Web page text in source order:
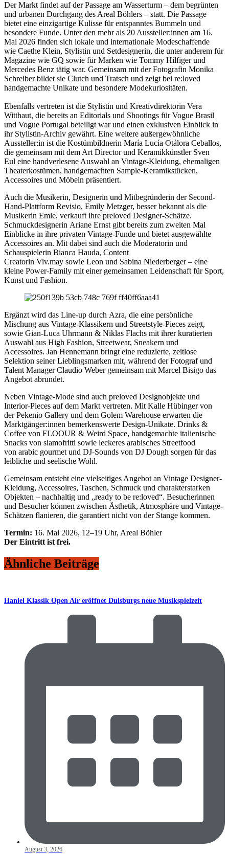
Der Markt findet auf der Passage am Wasserturm – dem begrünten
und urbanen Durchgang des Areal Böhlers – statt. Die Passage
bietet eine einzigartige Kulisse für entspanntes Bummeln und
besondere Funde. Unter den mehr als 20 Aussteller:innen am 16.
Mai 2026 finden sich lokale und internationale Modeschaffende
wie Caethe Klein, Stylistin und Setdesignerin, die unter anderem für
Magazine wie GQ sowie für Marken wie Tommy Hilfiger und
Mercedes Benz tätig war. Gemeinsam mit der Fotografin Monika
Schreiber bildet sie Clutch und Tratsch und zeigt bei re:loved
handgemachte Unikate und besondere Modekuriositäten.
Ebenfalls vertreten ist die Stylistin und Kreativdirektorin Vera
Witthaut, die bereits an Editorials und Shootings für Vogue Brasil
und Vogue Portugal beteiligt war und einen exklusiven Einblick in
ihr Stylistin-Archiv gewährt. Eine weitere außergewöhnliche
Aussteller:in ist die Kostümbildnerin María Lucía Otálora Ceballos,
die gemeinsam mit dem Art Director und Keramikkünstler Sven
Eul eine handverlesene Auswahl an Vintage-Kleidung, ehemaligen
Theaterkostümen, handgemachten Sample-Keramikstücken,
Accessoires und Möbeln präsentiert.
Auch die Musikerin, Designerin und Mitbegründerin der Second-
Hand-Plattform Revisio, Emily Metzger, besser bekannt als die
Musikerin Emle, verkauft ihre preloved Designer-Schätze.
Schmuckdesignerin Ariane Ernst gibt bereits zum zweiten Mal
Einblicke in ihre privaten Vintage-Funde und bietet ausgewählte
Accessoires an. Mit dabei sind auch die Moderatorin und
Schauspielerin Bianca Hauda, Content
Creatorin Viv.may sowie Leon und Sabina Niederberger – eine
kleine Power-Family mit einer gemeinsamen Leidenschaft für Sport,
Kunst und Fashion.
Ergänzt wird das Line-up durch Azra, die eine persönliche
Mischung aus Vintage-Klassikern und Streetstyle-Pieces zeigt,
sowie Gian-Luca Uhrmann & Niklas Flachs mit ihrer kuratierten
Auswahl aus High Fashion, Streetwear, Sneakern und
Accessoires. Jan Hennemann bringt eine reduzierte, zeitlose
Selektion seiner Lieblingsmarken mit, während der Fotograf und
Talent Manager Claudio Weber gemeinsam mit Marcel Bisigo das
Angebot abrundet.
Neben Vintage-Mode sind auch preloved Designobjekte und
Interior-Pieces auf dem Markt vertreten. Mit Kalle Hübinger von
der Pekenio Gallery und dem Golem Warehouse erwarten die
Marktgänger:innen bemerkenswerte Design-Unikate. Drinks &
Coffee von FLOOUR & Weird Space, handgemachte italienische
Snacks von siamofritti sowie leckeres arabisches Streetfood
von arabic gourmet und DJ-Sounds von DJ Dough sorgen für das
leibliche und seelische Wohl.
Gemeinsam entsteht eine vielseitiges Angebot an Vintage Designer-
Kleidung, Accessoires, Taschen, Schmuck und charakterstarken
Objekten – nachhaltig und „ready to be re:loved“. Besucherinnen
und Besucher können zwischen Ästhetik, Atmosphäre und Vintage-
Schätzen flanieren, die garantiert nicht von der Stange kommen.
Termin: 16. Mai 2026, 12–19 Uhr, Areal Böhler
Der Eintritt ist frei.
Ähnliche Beiträge
Haniel Klassik Open Air eröffnet Duisburgs neue Musikspielzeit
August 3, 2026